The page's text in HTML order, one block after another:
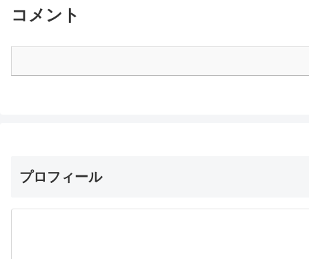
コメント
プロフィール